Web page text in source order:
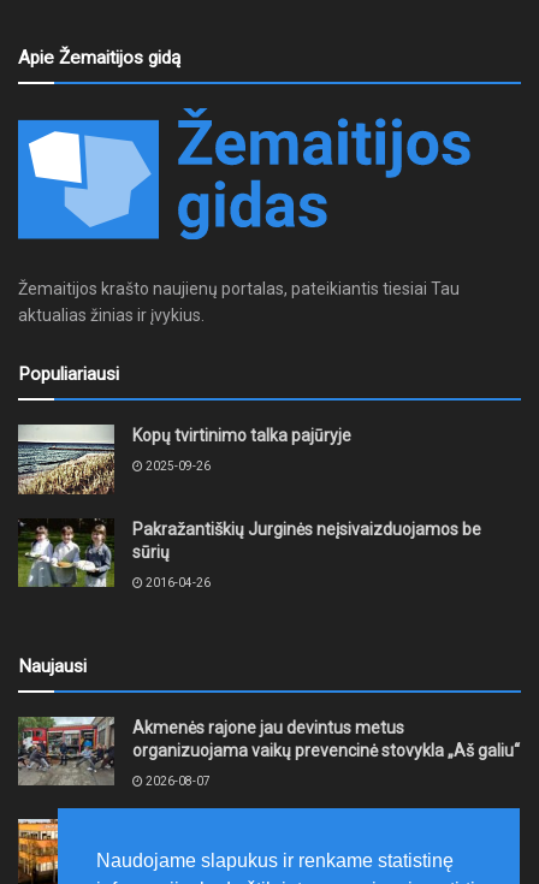
Apie Žemaitijos gidą
Žemaitijos krašto naujienų portalas, pateikiantis tiesiai Tau
aktualias žinias ir įvykius.
Populiariausi
Kopų tvirtinimo talka pajūryje
2025-09-26
Pakražantiškių Jurginės neįsivaizduojamos be
sūrių
2016-04-26
Naujausi
Akmenės rajone jau devintus metus
organizuojama vaikų prevencinė stovykla „Aš galiu“
2026-08-07
smulkiojo ir vidutinio verslo subjektų kūrimąsi
Naudojame slapukus ir renkame statistinę